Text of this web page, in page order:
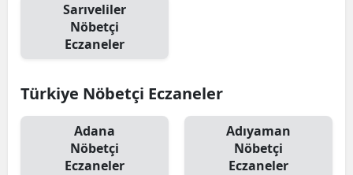
Sarıveliler
Nöbetçi
Eczaneler
Türkiye Nöbetçi Eczaneler
Adana
Nöbetçi
Eczaneler
Adıyaman
Nöbetçi
Eczaneler